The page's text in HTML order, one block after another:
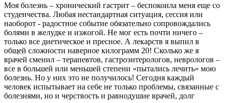
Моя болезнь – хронический гастрит – беспокоила меня еще со
студенчества. Любая нестандартная ситуация, сессия или
наоборот - радостное событие обязательно сопровождались
болями в желудке и изжогой. Не мог есть почти ничего –
только все диетическое и пресное. А лекарств я выпил в
общей сложности наверное килограмм 20! Сколько же я
врачей сменил – терапевтов, гастроэнтерологов, неврологов –
все в большей или меньшей степени «пытались лечить» мою
болезнь. Но у них это не получилось! Сегодня каждый
человек испытывает на себе не только проблемы, связанные с
болезнями, но и черствость и равнодушие врачей, долг